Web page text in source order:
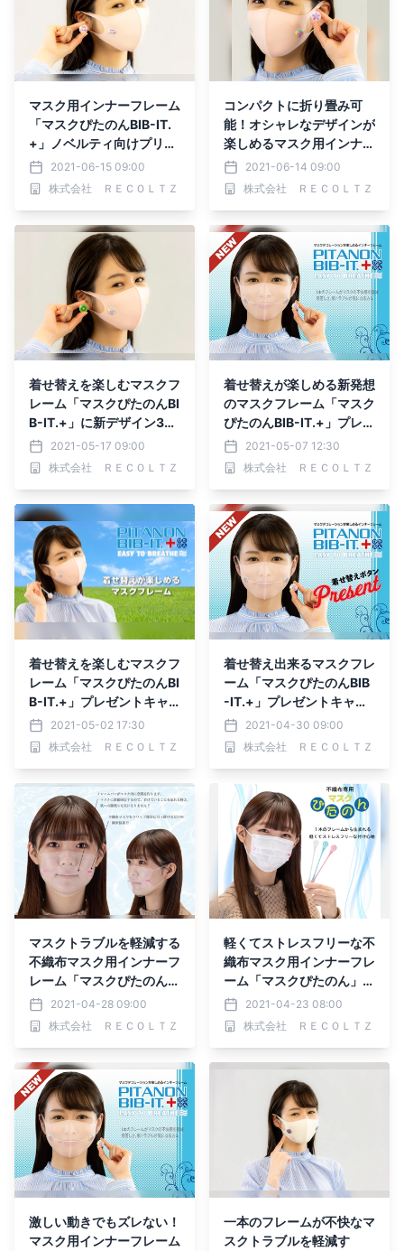
マスク用インナーフレーム
「マスクぴたのんBIB-IT.
+」ノベルティ向けプリン
トサービスを開始
2021-06-15 09:00
株式会社 ＲＥＣＯＬＴＺ
コンパクトに折り畳み可
能！オシャレなデザインが
楽しめるマスク用インナー
フレーム「マスクぴたのん
BIB-IT.+」
2021-06-14 09:00
株式会社 ＲＥＣＯＬＴＺ
着せ替えを楽しむマスクフ
レーム「マスクぴたのんBI
B-IT.+」に新デザイン30
種登場2021-05-17 09:00
株式会社 ＲＥＣＯＬＴＺ
着せ替えが楽しめる新発想
のマスクフレーム「マスク
ぴたのんBIB-IT.+」プレゼ
ントキャンペーン開催中
2021-05-07 12:30
株式会社 ＲＥＣＯＬＴＺ
着せ替えを楽しむマスクフ
レーム「マスクぴたのんBI
B-IT.+」プレゼントキャ
ンペーン開催中
2021-05-02 17:30
株式会社 ＲＥＣＯＬＴＺ
着せ替え出来るマスクフレ
ーム「マスクぴたのんBIB
-IT.+」プレゼントキャン
ペーン開催
2021-04-30 09:00
株式会社 ＲＥＣＯＬＴＺ
マスクトラブルを軽減する
不織布マスク用インナーフ
レーム「マスクぴたのん」
がリニューアル
2021-04-28 09:00
株式会社 ＲＥＣＯＬＴＺ
軽くてストレスフリーな不
織布マスク用インナーフレ
ーム「マスクぴたのん」が
リニューアル
2021-04-23 08:00
株式会社 ＲＥＣＯＬＴＺ
激しい動きでもズレない！
マスク用インナーフレーム
一本のフレームが不快なマ
スクトラブルを軽減す